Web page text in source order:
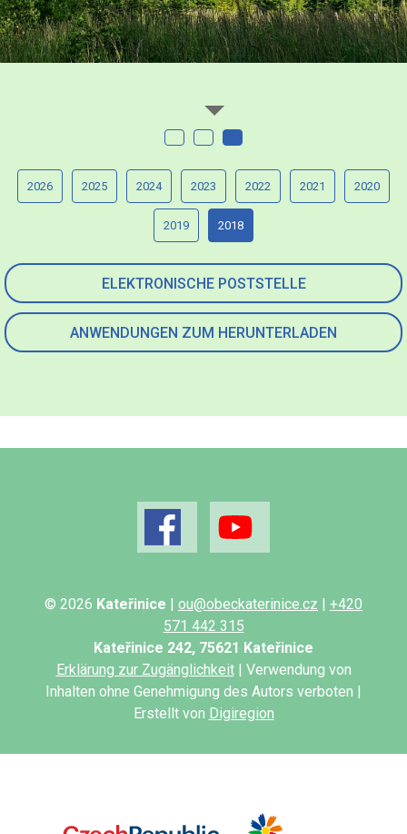
ELEKTRONISCHE POSTSTELLE
ANWENDUNGEN ZUM HERUNTERLADEN
2026 2025 2024 2023 2022 2021 2020
2019 2018
© 2026 Kateřinice | ou@obeckaterinice.cz | +420
571 442 315
Kateřinice 242, 75621 Kateřinice
Erklärung zur Zugänglichkeit| Verwendung von
Inhalten ohne Genehmigung des Autors verboten |
Erstellt von Digiregion